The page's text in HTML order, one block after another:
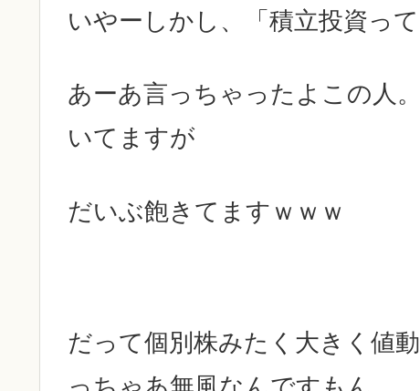
いやーしかし、「積立投資って
あーあ言っちゃったよこの人
いてますが
だいぶ飽きてますｗｗｗ
だって個別株みたく大きく値